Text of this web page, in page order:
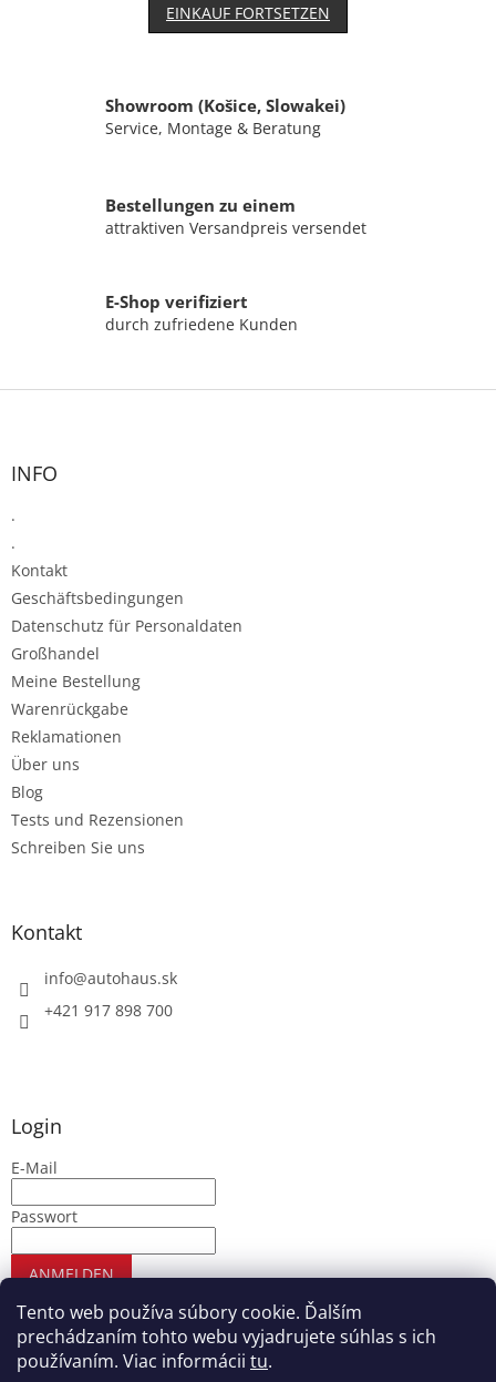
Tento web používa súbory cookie. Ďalším
prechádzaním tohto webu vyjadrujete súhlas s ich
používaním. Viac informácii tu.
EINKAUF FORTSETZEN
Showroom (Košice, Slowakei)
Service, Montage & Beratung
Bestellungen zu einem
attraktiven Versandpreis versendet
E-Shop verifiziert
durch zufriedene Kunden
F
INFO
.
.
Kontakt
Geschäftsbedingungen
Datenschutz für Personaldaten
Großhandel
Meine Bestellung
Warenrückgabe
Reklamationen
Über uns
Blog
Tests und Rezensionen
Schreiben Sie uns
Kontakt
info@autohaus.sk
+421 917 898 700
Login
E-Mail
Passwort
ANMELDEN
Neues Konto registrierenPasswort vergessen